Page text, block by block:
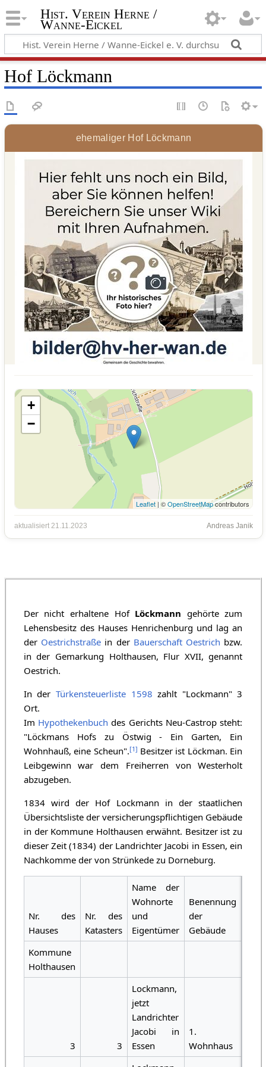
Hist. Verein Herne /
Wanne-Eickel
Hof Löckmann
ehemaliger Hof Löckmann
+
−
Leaflet | ©OpenStreetMapcontributors
aktualisiert 21.11.2023 Andreas Janik
Der nicht erhaltene Hof Löckmann gehörte zum
Lehensbesitz des Hauses Henrichenburg und lag an
der Oestrichstraße in der Bauerschaft Oestrich bzw.
in der Gemarkung Holthausen, Flur XVII, genannt
Oestrich.
In der Türkensteuerliste 1598 zahlt "Lockmann" 3
Ort.
Im Hypothekenbuch des Gerichts Neu-Castrop steht:
"Löckmans Hofs zu Östwig - Ein Garten, Ein
Wohnhauß, eine Scheun".[1] Besitzer ist Löckman. Ein
Leibgewinn war dem Freiherren von Westerholt
abzugeben.
1834 wird der Hof Lockmann in der staatlichen
Übersichtsliste der versicherungspflichtigen Gebäude
in der Kommune Holthausen erwähnt. Besitzer ist zu
dieser Zeit (1834) der Landrichter Jacobi in Essen, ein
Nachkomme der von Strünkede zu Dorneburg.
Nr. des
Hauses
Nr. des
Katasters
Name der
Wohnorte
und
Eigentümer
Benennung
der
Gebäude
Kommune
Holthausen
3 3
Lockmann,
jetzt
Landrichter
Jacobi in
Essen
1.
Wohnhaus